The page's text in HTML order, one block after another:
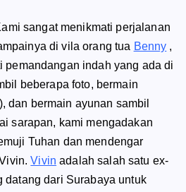
sangat menikmati perjalanan
di vila orang tua Benny ,
pemandangan indah yang ada di
beberapa foto, bermain
dan bermain ayunan sambil
sarapan, kami mengadakan
Tuhan dan mendengar
Vivin adalah salah satu ex-
datang dari Surabaya untuk